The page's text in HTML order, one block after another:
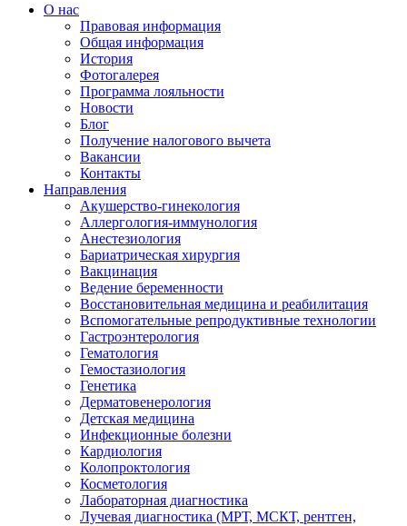
О нас
Правовая информация
Общая информация
История
Фотогалерея
Программа лояльности
Новости
Блог
Получение налогового вычета
Вакансии
Контакты
Направления
Акушерство-гинекология
Аллергология-иммунология
Анестезиология
Бариатрическая хирургия
Вакцинация
Ведение беременности
Восстановительная медицина и реабилитация
Вспомогательные репродуктивные технологии
Гастроэнтерология
Гематология
Гемостазиология
Генетика
Дерматовенерология
Детская медицина
Инфекционные болезни
Кардиология
Колопроктология
Косметология
Лабораторная диагностика
Лучевая диагностика (МРТ, МСКТ, рентген,